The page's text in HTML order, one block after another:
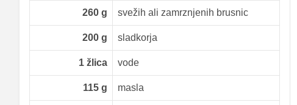
260 g svežih ali zamrznjenih brusnic
200 g sladkorja
1 žlica vode
115 g masla